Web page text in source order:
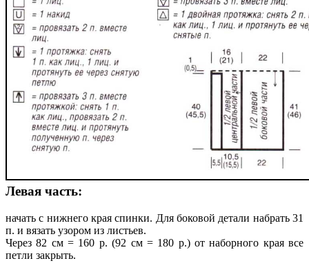
Левая часть:
начать с нижнего края спинки. Для боковой детали набрать 31
п. и вязать узором из листьев.
Через 82 см = 160 р. (92 см = 180 р.) от наборного края все
петли закрыть.